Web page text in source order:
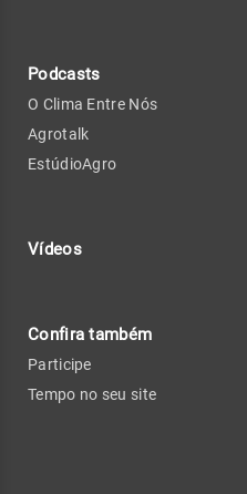
Podcasts
O Clima Entre Nós
Agrotalk
EstúdioAgro
Vídeos
Confira também
Participe
Tempo no seu site